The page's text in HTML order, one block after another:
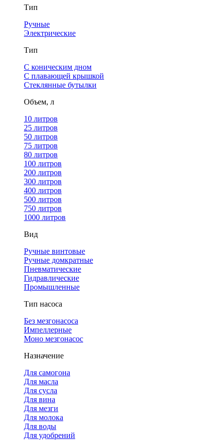
Тип
Ручные
Электрические
Тип
С коническим дном
С плавающей крышкой
Стеклянные бутылки
Объем, л
10 литров
25 литров
50 литров
75 литров
80 литров
100 литров
200 литров
300 литров
400 литров
500 литров
750 литров
1000 литров
Вид
Ручные винтовые
Ручные домкратные
Пневматические
Гидравлические
Промышленные
Тип насоса
Без мезгонасоса
Импеллерные
Моно мезгонасос
Назначение
Для самогона
Для масла
Для сусла
Для вина
Для мезги
Для молока
Для воды
Для удобрений